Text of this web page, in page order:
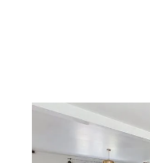
OLIVET 45
, 5 pièces
Ref : 371